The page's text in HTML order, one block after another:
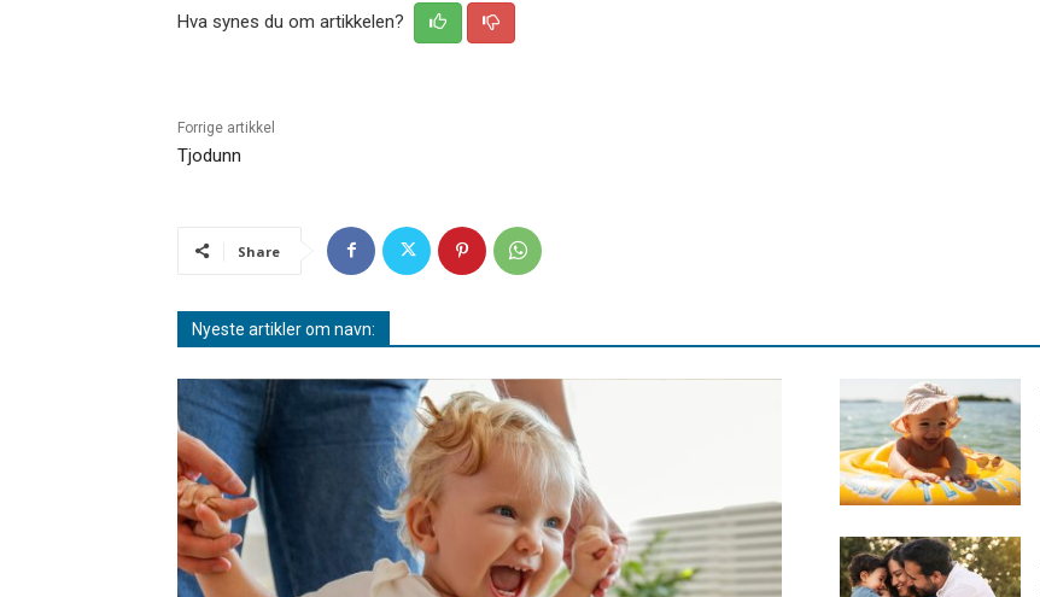
Hva synes du om artikkelen?
Forrige artikkel
Tjodunn
Share
Nyeste artikler om navn: